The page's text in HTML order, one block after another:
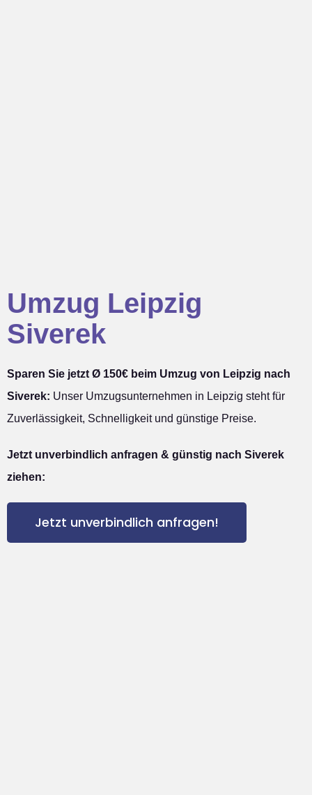
Umzug Leipzig
Siverek
Sparen Sie jetzt Ø 150€ beim Umzug von Leipzig nach
Siverek: Unser Umzugsunternehmen in Leipzig steht für
Zuverlässigkeit, Schnelligkeit und günstige Preise.
Jetzt unverbindlich anfragen & günstig nach Siverek
ziehen:
Jetzt unverbindlich anfragen!